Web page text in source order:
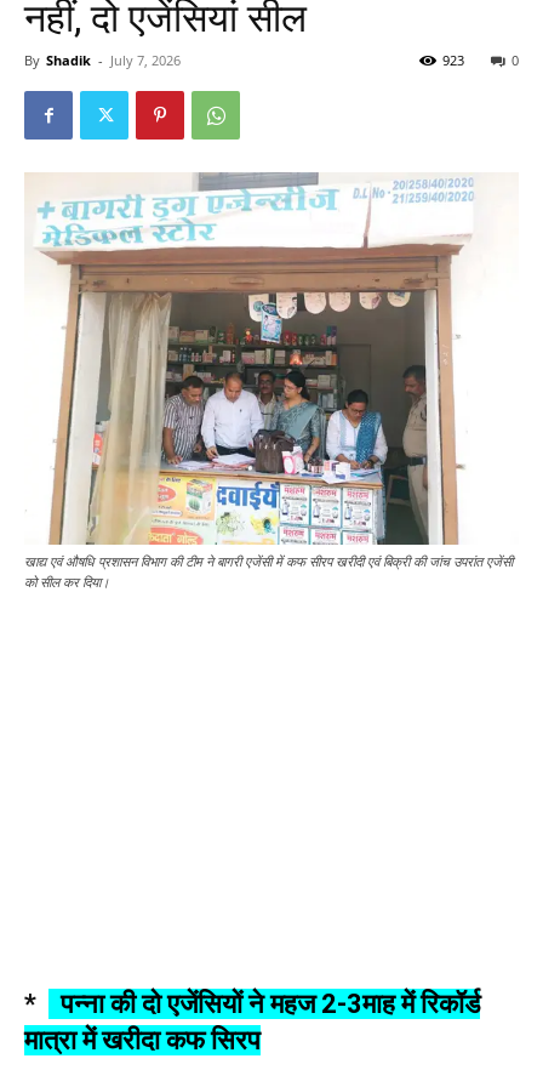
नहीं, दो एजेंसियां सील
By Shadik - July 7, 2026 0
923
खाद्य एवं औषधि प्रशासन विभाग की टीम ने बागरी एजेंसी में कफ सीरप खरीदी एवं बिक्री की जांच उपरांत एजेंसी
को सील कर दिया।
*
पन्ना की दो एजेंसियों ने महज 2-3माह में रिकॉर्ड
मात्रा में खरीदा कफ सिरप